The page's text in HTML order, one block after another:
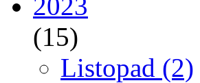
(15)
Listopad (2)